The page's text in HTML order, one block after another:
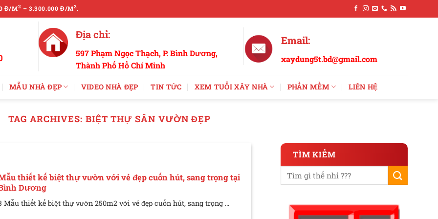
Đ/M2 – 3.300.000 Đ/M2.
Địa chỉ:
597 Phạm Ngọc Thạch, P. Bình Dương,
Thành Phố Hồ Chí Minh
Email:
xaydung5t.bd@gmail.com
MẪU NHÀ ĐẸP VIDEO NHÀ ĐẸP TIN TỨC XEM TUỔI XÂY NHÀ PHẦN MỀM LIÊN HỆ
TAG ARCHIVES: BIỆT THỰ SÂN VƯỜN ĐẸP
thiết kế biệt thự vườn với vẻ đẹp cuốn hút, sang trọng tại
Dương
Mẫu thiết kế biệt thự vườn 250m2 với vẻ đẹp cuốn hút, sang trọng ...
TÌM KIẾM